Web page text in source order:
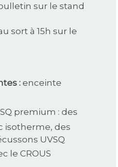
sur le stand
sort à 15h sur le
:enceinte
premium : des
isotherme, des
UVSQ
le CROUS